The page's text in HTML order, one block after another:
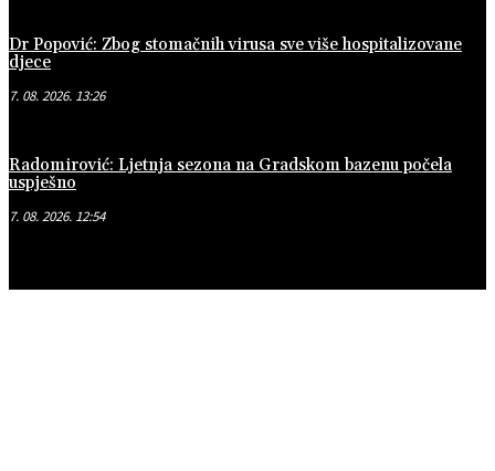
Dr Popović: Zbog stomačnih virusa sve više hospitalizovane
djece
7. 08. 2026. 13:26
Radomirović: Ljetnja sezona na Gradskom bazenu počela
uspješno
7. 08. 2026. 12:54